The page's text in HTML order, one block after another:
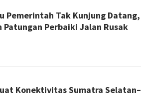
Pemerintah Tak Kunjung Datang,
Patungan Perbaiki Jalan Rusak
Konektivitas Sumatra Selatan–